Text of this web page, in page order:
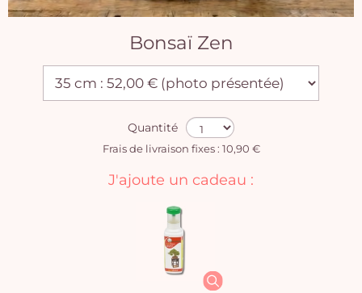
Bonsaï Zen
Quantité
Frais de livraison fixes : 10,90 €
J'ajoute un cadeau :